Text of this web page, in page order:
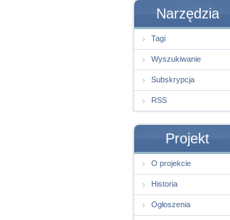
Narzędzia
Tagi
Wyszukiwanie
Subskrypcja
RSS
Projekt
O projekcie
Historia
Ogłoszenia